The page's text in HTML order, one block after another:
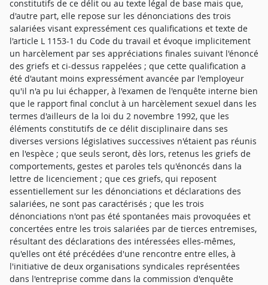
constitutifs de ce délit ou au texte légal de base mais que,
d'autre part, elle repose sur les dénonciations des trois
salariées visant expressément ces qualifications et texte de
l'article L 1153-1 du Code du travail et évoque implicitement
un harcèlement par ses appréciations finales suivant l'énoncé
des griefs et ci-dessus rappelées ; que cette qualification a
été d'autant moins expressément avancée par l'employeur
qu'il n'a pu lui échapper, à l'examen de l'enquête interne bien
que le rapport final conclut à un harcèlement sexuel dans les
termes d'ailleurs de la loi du 2 novembre 1992, que les
éléments constitutifs de ce délit disciplinaire dans ses
diverses versions législatives successives n'étaient pas réunis
en l'espèce ; que seuls seront, dès lors, retenus les griefs de
comportements, gestes et paroles tels qu'énoncés dans la
lettre de licenciement ; que ces griefs, qui reposent
essentiellement sur les dénonciations et déclarations des
salariées, ne sont pas caractérisés ; que les trois
dénonciations n'ont pas été spontanées mais provoquées et
concertées entre les trois salariées par de tierces entremises,
résultant des déclarations des intéressées elles-mêmes,
qu'elles ont été précédées d'une rencontre entre elles, à
l'initiative de deux organisations syndicales représentées
dans l'entreprise comme dans la commission d'enquête